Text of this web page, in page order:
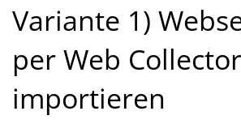
Variante 1)
per Web Collector
importieren